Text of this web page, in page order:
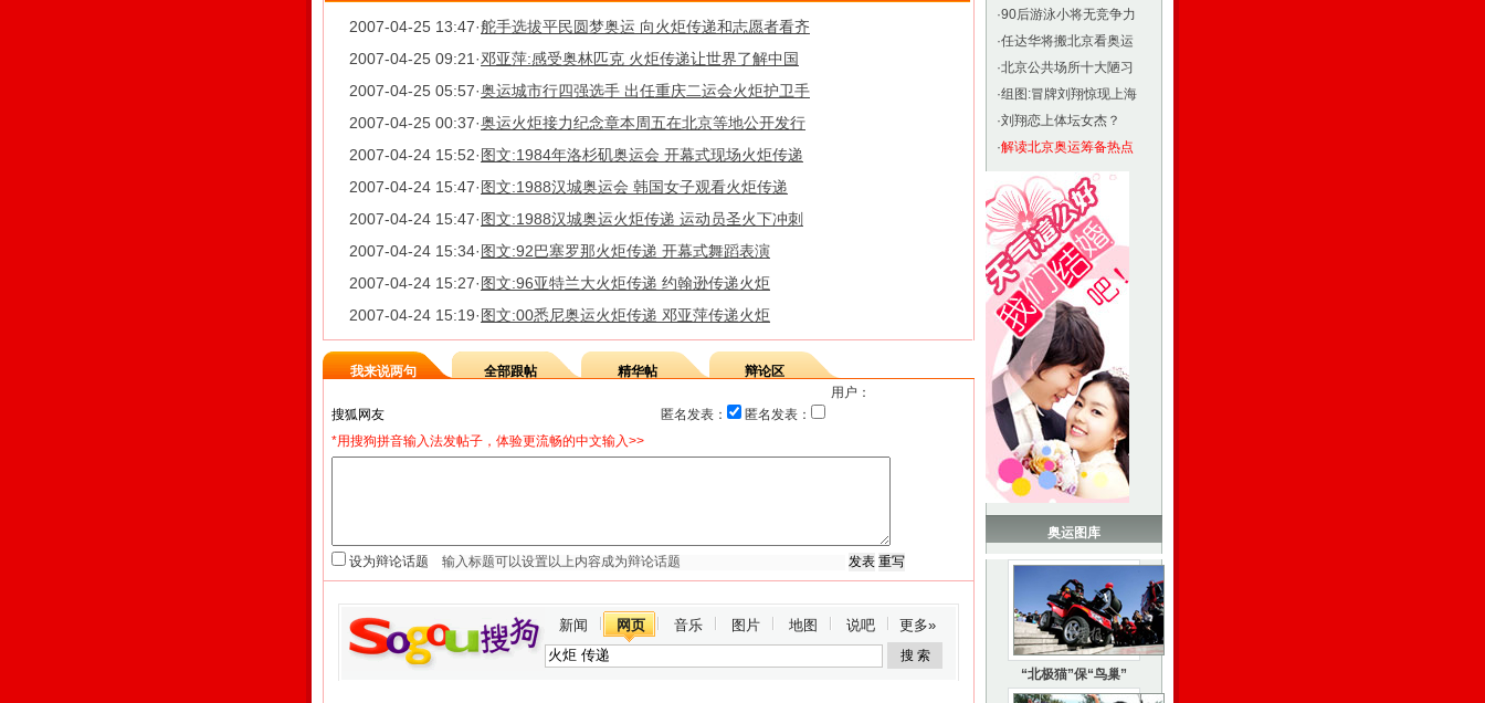
2007-04-25 13:47·舵手选拔平民圆梦奥运 向火炬传递和志愿者看齐
2007-04-25 09:21 ·邓亚萍:感受奥林匹克 火炬传递让世界了解中国
2007-04-25 05:57·奥运城市行四强选手 出任重庆二运会火炬护卫手
2007-04-25 00:37·奥运火炬接力纪念章本周五在北京等地公开发行
2007-04-24 15:52· 图文:1984年洛杉矶奥运会 开幕式现场火炬传递
2007-04-24 15:47· 图文:1988汉城奥运会 韩国女子观看火炬传递
2007-04-24 15:47· 图文:1988汉城奥运火炬传递 运动员圣火下冲刺
2007-04-24 15:34· 图文:92巴塞罗那火炬传递 开幕式舞蹈表演
2007-04-24 15:27· 图文:96亚特兰大火炬传递 约翰逊传递火炬
2007-04-24 15:19· 图文:00悉尼奥运火炬传递 邓亚萍传递火炬
我来说两句 全部跟帖 精华帖
辩论区
用户：
匿名发表：
匿名发表：
*用搜狗拼音输入法发帖子，体验更流畅的中文输入>>
设为辩论话题
新闻 网页 音乐 图片 地图 说吧 更多»
·90后游泳小将无竞争力
·任达华将搬北京看奥运
·北京公共场所十大陋习
·组图:冒牌刘翔惊现上海
·刘翔恋上体坛女杰？
·解读北京奥运筹备热点
奥运图库
“北极猫”保“鸟巢”